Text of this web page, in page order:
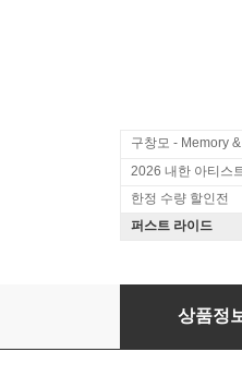
구창모 - Memory
2026 내한 아티스
한정 수량 할인전
퍼스트 라이드
김아름 -
상품정